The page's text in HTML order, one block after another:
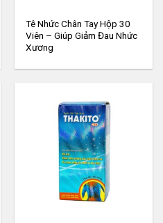
Tê Nhức Chân Tay Hộp 30
Viên – Giúp Giảm Đau Nhức
Xương